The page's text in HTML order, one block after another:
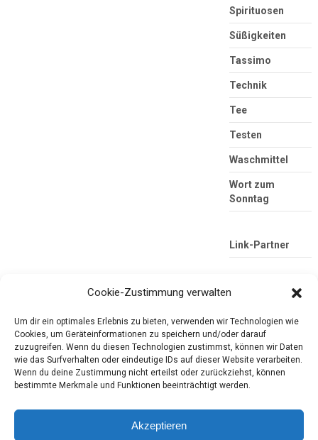
Spirituosen
Süßigkeiten
Tassimo
Technik
Tee
Testen
Waschmittel
Wort zum
Sonntag
Link-Partner
Tester-Paradies
Produkttests und Alltag
Cookie-Zustimmung verwalten
Um dir ein optimales Erlebnis zu bieten, verwenden wir Technologien wie
Cookies, um Geräteinformationen zu speichern und/oder darauf
zuzugreifen. Wenn du diesen Technologien zustimmst, können wir Daten
wie das Surfverhalten oder eindeutige IDs auf dieser Website verarbeiten.
Wenn du deine Zustimmung nicht erteilst oder zurückziehst, können
bestimmte Merkmale und Funktionen beeinträchtigt werden.
Akzeptieren
Die mobile Version verlassen